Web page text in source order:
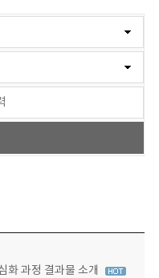
화 과정 결과물 소개